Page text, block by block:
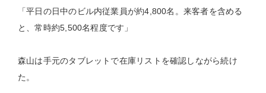
「平日の日中のビル内従業員が約4,800名。来客者を含める
と、常時約5,500名程度です」
森山は手元のタブレットで在庫リストを確認しながら続け
た。